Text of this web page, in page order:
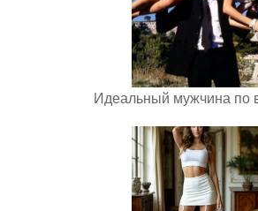
Идеальный мужчина по